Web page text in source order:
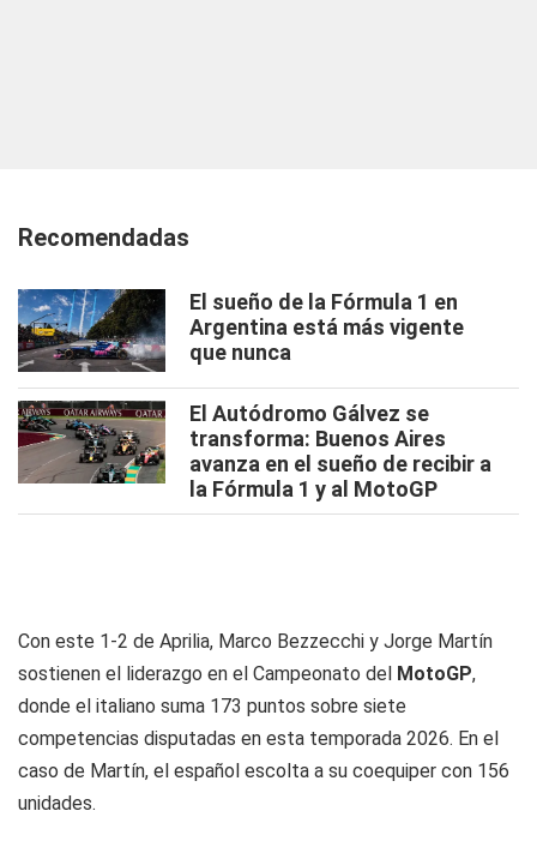
Recomendadas
El sueño de la Fórmula 1 en
Argentina está más vigente
que nunca
El Autódromo Gálvez se
transforma: Buenos Aires
avanza en el sueño de recibir a
la Fórmula 1 y al MotoGP
Con este 1-2 de Aprilia, Marco Bezzecchi y Jorge Martín
sostienen el liderazgo en el Campeonato del MotoGP,
donde el italiano suma 173 puntos sobre siete
competencias disputadas en esta temporada 2026. En el
caso de Martín, el español escolta a su coequiper con 156
unidades.